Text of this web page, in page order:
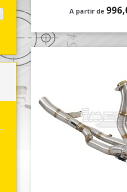
A partir de Prix